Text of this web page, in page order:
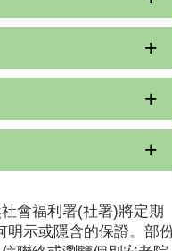
會福利署(社署)將定期
明示或隱含的保證。部